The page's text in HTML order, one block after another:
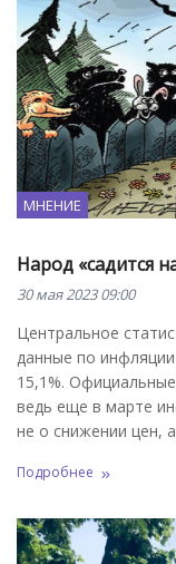
МНЕНИЕ
Народ «садится
30 мая 2023 09:00
Центральное
данные по
15,1%.
ведь еще в марте
не о снижении цен,
Подробнее